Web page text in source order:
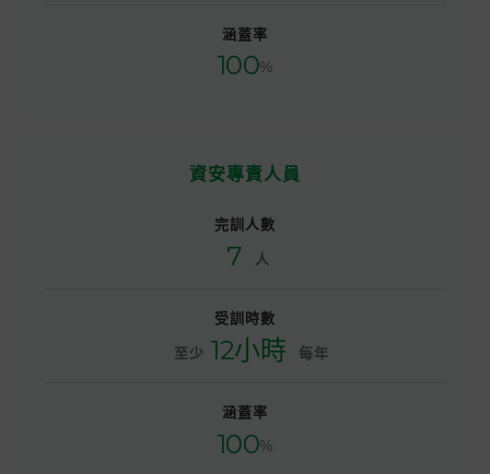
涵蓋率
100%
資安專責人員
完訓人數
7 人
受訓時數
至少 12小時 每年
涵蓋率
100%